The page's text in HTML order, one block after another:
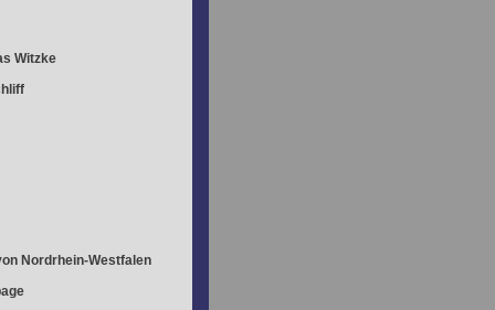
Witzke
Nordrhein-Westfalen